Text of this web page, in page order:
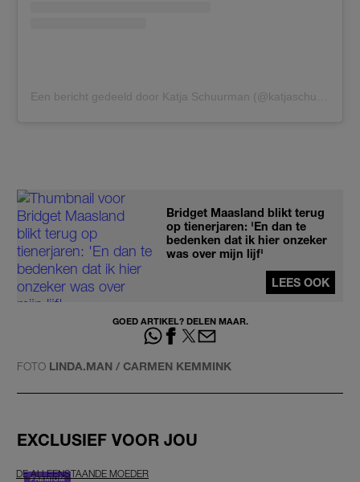
Bridget Maasland blikt terug
op tienerjaren: 'En dan te
bedenken dat ik hier onzeker
was over mijn lijf'
LEES OOK
GOED ARTIKEL? DELEN MAAR.
FOTO LINDA.MAN / CARMEN KEMMINK
EXCLUSIEF VOOR JOU
DE ALLEENSTAANDE MOEDER